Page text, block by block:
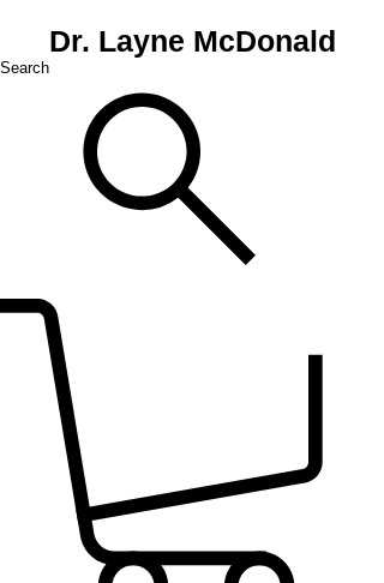
Dr. Layne McDonald
Search